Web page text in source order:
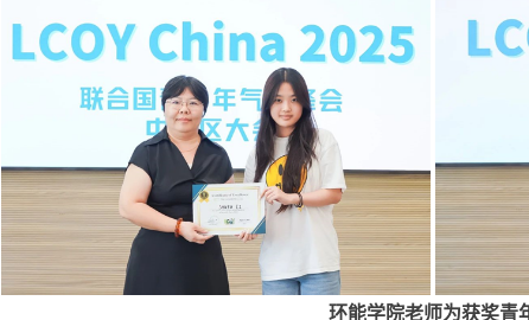
环能学院老师为获奖青